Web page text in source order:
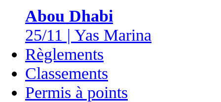
Abou Dhabi
25/11 | Yas Marina
Règlements
Classements
Permis à points